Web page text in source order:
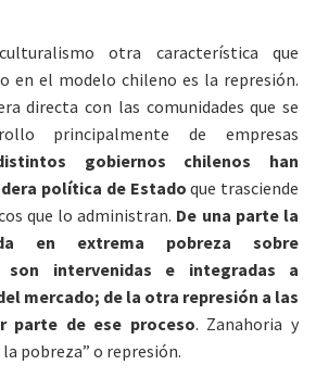
otra característica que
en el modelo chileno es la represión.
directa con las comunidades que se
principalmente de empresas
gobiernos chilenos han
política de Estado que trasciende
que lo administran. De una parte la
en extrema pobreza sobre
son intervenidas e integradas a
mercado; de la otra represión a las
parte de ese proceso. Zanahoria y
pobreza” o represión.